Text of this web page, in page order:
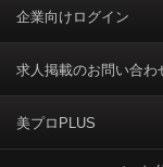
利用規約
掲載規約
個人情報保護ポリシー
企業向けログイン
求人掲載のお問い合わ
美プロPLUS